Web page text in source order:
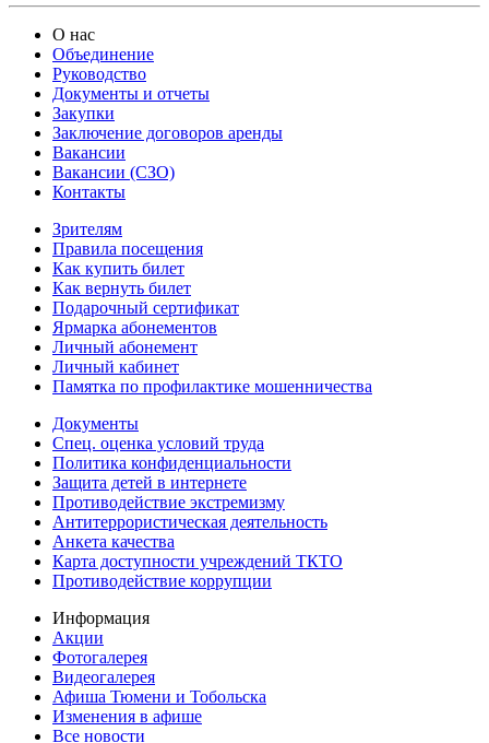
О нас
Объединение
Руководство
Документы и отчеты
Закупки
Заключение договоров аренды
Вакансии
Вакансии (СЗО)
Контакты
Зрителям
Правила посещения
Как купить билет
Как вернуть билет
Подарочный сертификат
Ярмарка абонементов
Личный абонемент
Личный кабинет
Памятка по профилактике мошенничества
Документы
Спец. оценка условий труда
Политика конфиденциальности
Защита детей в интернете
Противодействие экстремизму
Антитеррористическая деятельность
Анкета качества
Карта доступности учреждений ТКТО
Противодействие коррупции
Информация
Акции
Фотогалерея
Видеогалерея
Афиша Тюмени и Тобольска
Изменения в афише
Все новости